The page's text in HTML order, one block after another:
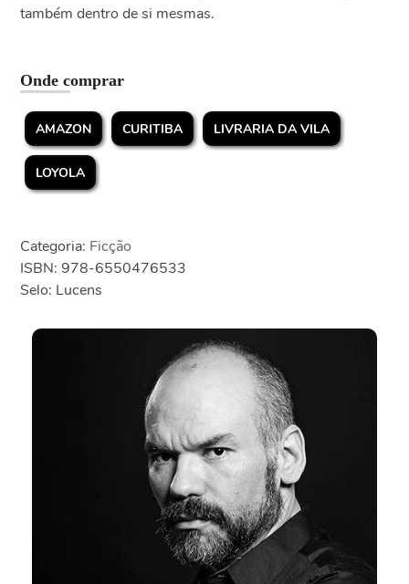
também dentro de si mesmas.
Onde comprar
AMAZON CURITIBA LIVRARIA DA VILA
LOYOLA
Categoria: Ficção
ISBN: 978-6550476533
Selo: Lucens